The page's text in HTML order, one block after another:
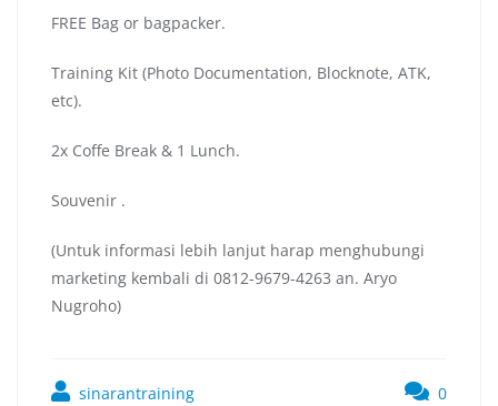
FREE Bag or bagpacker.
Training Kit (Photo Documentation, Blocknote, ATK,
etc).
2x Coffe Break & 1 Lunch.
Souvenir .
(Untuk informasi lebih lanjut harap menghubungi
marketing kembali di 0812-9679-4263 an. Aryo
Nugroho)
sinarantraining 0